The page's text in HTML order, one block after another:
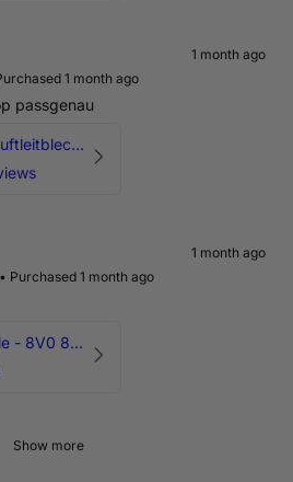
1 month ago
1 month ago
passgenau
Luftführung/Luftleitblech 5" 125mm offene Ansaugung HPerformance
1 month ago
• Purchased 1 month ago
Radhausschale - 8V0 821 191 C - Original Ersatzteil für Audi RS3 Sportback
Show more